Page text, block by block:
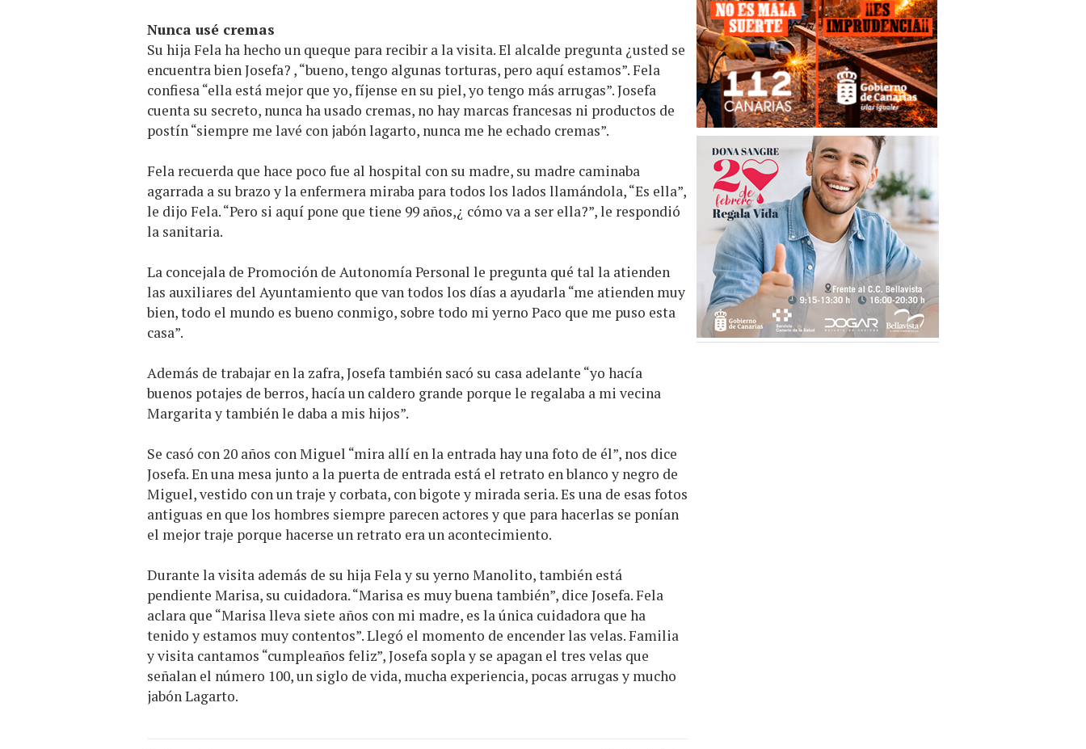
Nunca usé cremas
Su hija Fela ha hecho un queque para recibir a la visita. El alcalde pregunta ¿usted se
encuentra bien Josefa? , “bueno, tengo algunas torturas, pero aquí estamos”. Fela
confiesa “ella está mejor que yo, fíjense en su piel, yo tengo más arrugas”. Josefa
cuenta su secreto, nunca ha usado cremas, no hay marcas francesas ni productos de
postín “siempre me lavé con jabón lagarto, nunca me he echado cremas”.
Fela recuerda que hace poco fue al hospital con su madre, su madre caminaba
agarrada a su brazo y la enfermera miraba para todos los lados llamándola, “Es ella”,
le dijo Fela. “Pero si aquí pone que tiene 99 años,¿ cómo va a ser ella?”, le respondió
la sanitaria.
La concejala de Promoción de Autonomía Personal le pregunta qué tal la atienden
las auxiliares del Ayuntamiento que van todos los días a ayudarla “me atienden muy
bien, todo el mundo es bueno conmigo, sobre todo mi yerno Paco que me puso esta
casa”.
Además de trabajar en la zafra, Josefa también sacó su casa adelante “yo hacía
buenos potajes de berros, hacía un caldero grande porque le regalaba a mi vecina
Margarita y también le daba a mis hijos”.
Se casó con 20 años con Miguel “mira allí en la entrada hay una foto de él”, nos dice
Josefa. En una mesa junto a la puerta de entrada está el retrato en blanco y negro de
Miguel, vestido con un traje y corbata, con bigote y mirada seria. Es una de esas fotos
antiguas en que los hombres siempre parecen actores y que para hacerlas se ponían
el mejor traje porque hacerse un retrato era un acontecimiento.
Durante la visita además de su hija Fela y su yerno Manolito, también está
pendiente Marisa, su cuidadora. “Marisa es muy buena también”, dice Josefa. Fela
aclara que “Marisa lleva siete años con mi madre, es la única cuidadora que ha
tenido y estamos muy contentos”. Llegó el momento de encender las velas. Familia
y visita cantamos “cumpleaños feliz”, Josefa sopla y se apagan el tres velas que
señalan el número 100, un siglo de vida, mucha experiencia, pocas arrugas y mucho
jabón Lagarto.